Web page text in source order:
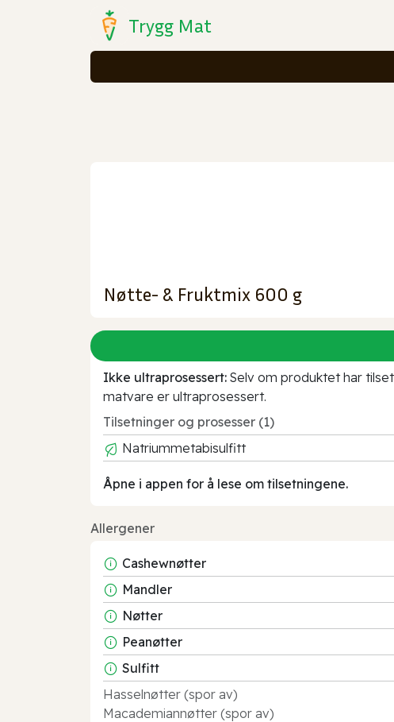
Trygg Mat
Nøtte- & Fruktmix 600 g
Ikke ultraprosessert: Selv om produktet har
matvare er ultraprosessert.
Tilsetninger og prosesser (1)
Natriummetabisulfitt
Åpne i appen for å lese om tilsetningene.
Allergener
Cashewnøtter
Mandler
Nøtter
Peanøtter
Sulfitt
Hasselnøtter (spor av)
Macademiannøtter (spor av)